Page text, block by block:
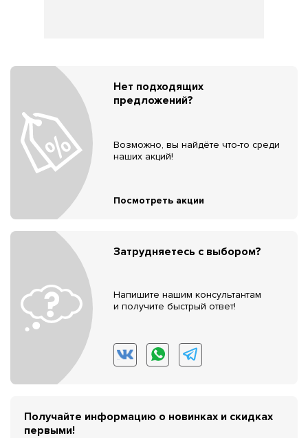
Нет подходящих
предложений?
Возможно, вы найдёте что-то среди
наших акций!
Посмотреть акции
Затрудняетесь с выбором?
Напишите нашим консультантам
и получите быстрый ответ!
Получайте информацию о новинках и скидках
первыми!